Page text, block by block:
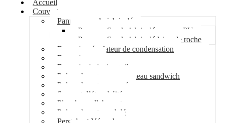
Accueil
Couverture
Panneau sandwich isolé
Panneau Sandwich isolé mousse PU
Panneau Sandwich isolé laine de roche
Bac acier régulateur de condensation
Bac acier sec
Bac acier imitation tuile
Polycarbonate pour panneau sandwich
Polycarbonate nervuré
Support d’étanchéité
Plancher collaborant
Polycarbonate ondulé
Pergola et Véranda